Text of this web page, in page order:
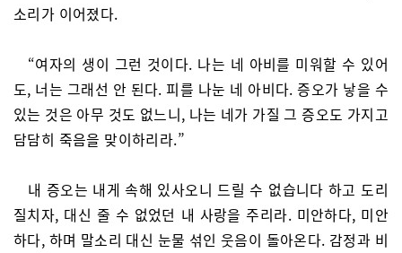
소리가 이어졌다.
“여자의 생이 그런 것이다. 나는 네 아비를 미워할 수 있어
도, 너는 그래선 안 된다. 피를 나눈 네 아비다. 증오가 낳을 수
있는 것은 아무 것도 없느니, 나는 네가 가질 그 증오도 가지고
담담히 죽음을 맞이하리라.”
내 증오는 내게 속해 있사오니 드릴 수 없습니다 하고 도리
질치자, 대신 줄 수 없었던 내 사랑을 주리라. 미안하다, 미안
하다, 하며 말소리 대신 눈물 섞인 웃음이 돌아온다. 감정과 비